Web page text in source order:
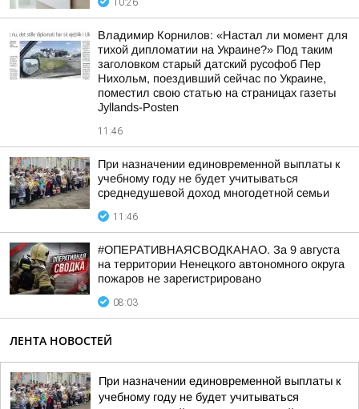
10:26
Владимир Корнилов: «Настал ли момент для
тихой дипломатии на Украине?» Под таким
заголовком старый датский русофоб Пер
Нихольм, поездивший сейчас по Украине,
поместил свою статью на страницах газеты
Jyllands-Posten
11:46
При назначении единовременной выплаты к
учебному году не будет учитываться
среднедушевой доход многодетной семьи
11:46
#ОПЕРАТИВНАЯСВОДКАНАО. За 9 августа
на территории Ненецкого автономного округа
пожаров не зарегистрировано
08:03
ЛЕНТА НОВОСТЕЙ
При назначении единовременной выплаты к
учебному году не будет учитываться